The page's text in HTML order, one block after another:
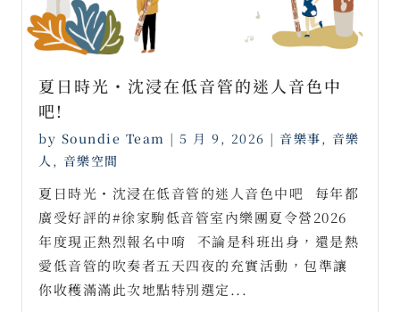
夏日時光・沈浸在低音管的迷人音色中
吧!
by Soundie Team | 5 月 9, 2026 | 音樂事, 音樂
人 , 音樂空間
夏日時光・沈浸在低音管的迷人音色中吧⠀每年都
廣受好評的#徐家駒低音管室內樂團夏令營2026
年度現正熱烈報名中唷⠀不論是科班出身，還是熱
愛低音管的吹奏者五天四夜的充實活動，包準讓
你收穫滿滿此次地點特別選定...